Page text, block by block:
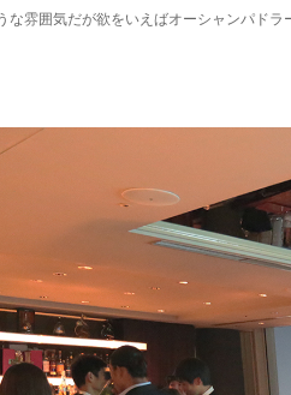
な雰囲気だが欲をいえばオーシャンパド